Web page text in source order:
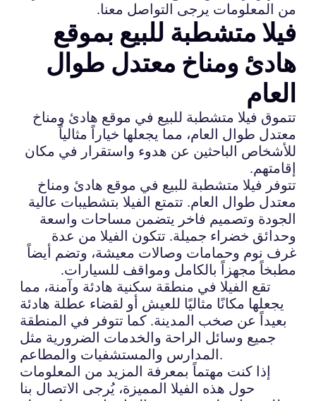
من المعلومات يرجى التواصل معنا.
فيلا متشطبة للبيع بموقع
هادئ ومناخ معتدل طوال
العام
تتموق فيلا متشطبة للبيع في موقع هادئ ومناخ
معتدل طوال العام، مما يجعلها خياراً مثالياً
للأشخاص الباحثين عن هدوء واستقرار في مكان
إقامتهم.
تتوفر فيلا متشطبة للبيع في موقع هادئ ومناخ
معتدل طوال العام. تتمتع الفيلا بتشطيبات عالية
الجودة وتصميم فاخر يتضمن مساحات واسعة
وحدائق خضراء جميلة. تتكون الفيلا من عدة
غرف نوم وحمامات وصالات معيشة، وتضم أيضاً
مطبخاً مجهزاً بالكامل ومواقف للسيارات.
تقع الفيلا في منطقة سكنية هادئة وآمنة، مما
يجعلها مكانًا مثاليًا للعيش أو لقضاء عطلة هادئة
بعيداً عن صخب المدينة. كما تتوفر في المنطقة
جميع وسائل الراحة والخدمات الضرورية مثل
المدارس والمستشفيات والمطاعم.
إذا كنت مهتماً بمعرفة المزيد من المعلومات
حول هذه الفيلا المميزة، يُرجى الاتصال بنا